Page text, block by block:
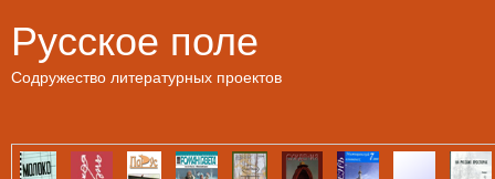
Русское поле
Содружество литературных проектов